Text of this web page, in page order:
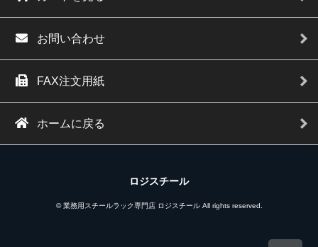
お問い合わせ
FAX注文用紙
ホームに戻る
ロジスチール
© 業務用スチールラック専門店 ロジスチール All rights reserved.